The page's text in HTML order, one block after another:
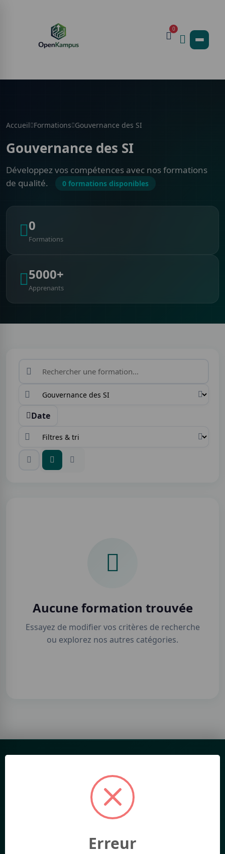
0
Accueil Formations Gouvernance des SI
Gouvernance des SI
Développez vos compétences avec nos formations
de qualité.
0 formations disponibles
0
Formations
5000+
Apprenants
Date
Aucune formation trouvée
Essayez de modifier vos critères de recherche
ou explorez nos autres catégories.
Erreur